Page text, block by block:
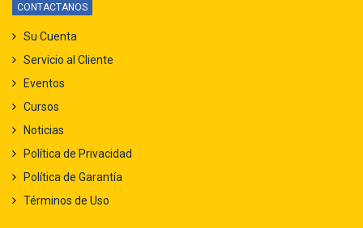
CONTACTANOS
Su Cuenta
Servicio al Cliente
Eventos
Cursos
Noticias
Política de Privacidad
Política de Garantía
Términos de Uso